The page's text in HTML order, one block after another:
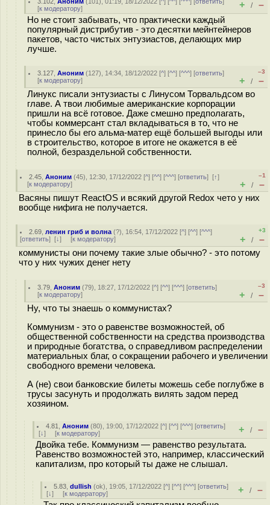
[к модератору] + / –
Но не стоит забывать, что практически каждый
популярный дистрибутив - это десятки мейнтейнеров
пакетов, часто чистых энтузиастов, делающих мир
лучше.
3.127 ,Аноним (127), 14:34, 18/12/2022 [^] [^^] [^^^] [ответить]
[к модератору]
–3
+ / –
Линукс писали энтузиасты с Линусом Торвальдсом во
главе. А твои любимые американские корпорации
пришли на всё готовое. Даже смешно предполагать,
чтобы коммерсант стал вкладываться в то, что не
принесло бы его альма-матер ещё большей выгоды или
в строительство, которое в итоге не окажется в её
полной, безраздельной собственности.
2.45 ,Аноним (45), 12:30, 17/12/2022 [^] [^^] [^^^] [ответить][↑]
[к модератору]
–1
+ / –
Васяны пишут ReactOS и всякий другой Redox чето у них
вообще нифига не получается.
2.69 ,ленин гриб и волна (?), 16:54, 17/12/2022 [^] [^^] [^^^]
[ответить] [↓] [к модератору]
+3
+ / –
коммунисты они почему такие злые обычно? - это потому
что у них чужих денег нету
3.79 ,Аноним (79), 18:27, 17/12/2022 [^] [^^] [^^^] [ответить]
[к модератору]
–3
+ / –
Ну, что ты знаешь о коммунистах?
Коммунизм - это о равенстве возможностей, об
общественной собственности на средства производства
и природные богатства, о справедливом распределении
материальных благ, о сокращении рабочего и увеличении
свободного времени человека.
А (не) свои банковские билеты можешь себе поглубже в
трусы засунуть и продолжать вилять задом перед
хозяином.
4.81 ,Аноним (80), 19:00, 17/12/2022 [^] [^^] [^^^] [ответить]
[↓] [к модератору] + / –
Двойка тебе. Коммунизм — равенство результата.
Равенство возможностей это, например, классический
капитализм, про который ты даже не слышал.
5.83 ,dullish (ok), 19:05, 17/12/2022 [^] [^^] [^^^] [ответить]
[↓] [к модератору] + / –